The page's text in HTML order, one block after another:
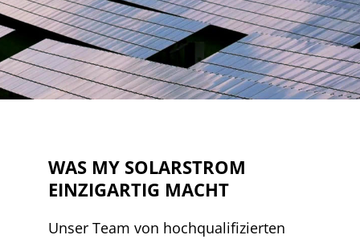
WAS MY SOLARSTROM
EINZIGARTIG MACHT
Unser Team von hochqualifizierten